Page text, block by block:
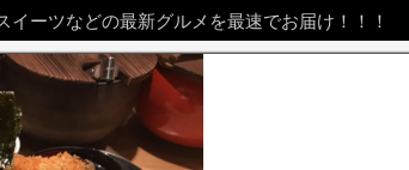
ーツなどの最新グルメを最速でお届け！！！